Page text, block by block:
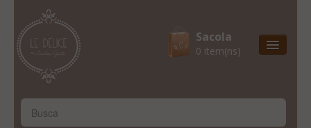
Sacola
0 item(ns)
Natal & 2017